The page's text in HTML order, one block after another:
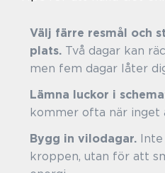
Välj färre resmål och
plats. Två dagar kan
men fem dagar låter
Lämna luckor i
kommer ofta när inget
Bygg in vilodagar.
kroppen, utan för att